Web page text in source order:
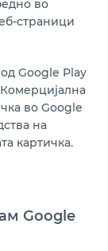
во
страници
Google Play
во Google
на
картичка.
Google